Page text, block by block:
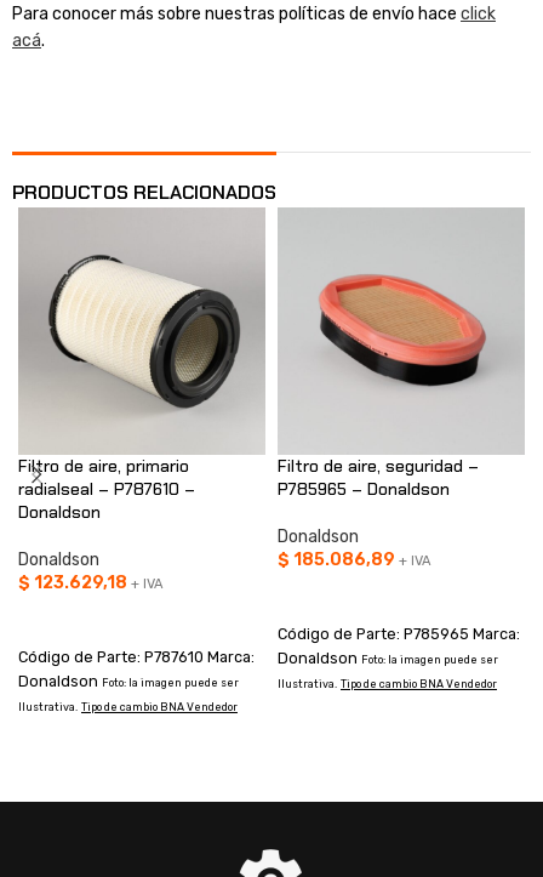
Para conocer más sobre nuestras políticas de envío hace click
acá.
PRODUCTOS RELACIONADOS
Filtro de aire, primario
radialseal – P787610 –
Donaldson
Donaldson
$ 123.629,18 + IVA
Código de Parte: P787610 Marca:
Donaldson Foto: la imagen puede ser
Ilustrativa. Tipo de cambio BNA Vendedor
Filtro de aire, seguridad –
P785965 – Donaldson
Donaldson
$ 185.086,89 + IVA
Código de Parte: P785965 Marca:
Donaldson Foto: la imagen puede ser
Ilustrativa. Tipo de cambio BNA Vendedor